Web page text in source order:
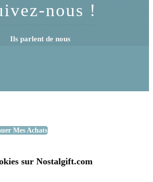
nous !
Ils parlent de nous
Mes Achats
sur Nostalgift.com